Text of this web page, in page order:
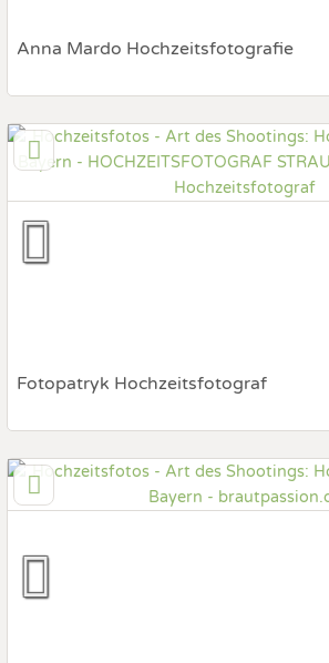
Anna Mardo Hochzeitsfotografie
Art des Shootings:
Prewedding
Hochzeits Shooting
Fotostory
Fotobox mit Zubehör
Fotopatryk Hochzeitsfotograf
Art des Shootings:
Prewedding
Hochzeits Shooting
Fotobox mit Zubehör